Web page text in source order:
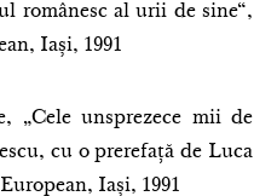
românesc al urii de sine“,
Iași, 1991
„Cele unsprezece mii de
cu o prerefață de Luca
Iași, 1991